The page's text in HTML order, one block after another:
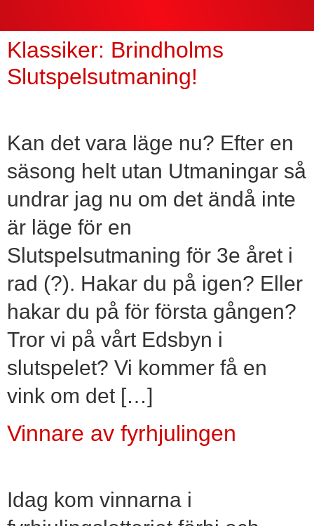
Klassiker: Brindholms
Slutspelsutmaning!
Kan det vara läge nu? Efter en
säsong helt utan Utmaningar så
undrar jag nu om det ändå inte
är läge för en
Slutspelsutmaning för 3e året i
rad (?). Hakar du på igen? Eller
hakar du på för första gången?
Tror vi på vårt Edsbyn i
slutspelet? Vi kommer få en
vink om det […]
Vinnare av fyrhjulingen
Idag kom vinnarna i